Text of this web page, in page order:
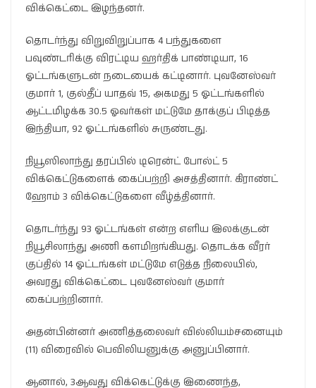
விக்கெட்டை இழந்தனர்.
தொடர்ந்து விறுவிறுப்பாக 4 பந்துகளை
பவுண்டரிக்கு விரட்டிய ஹர்திக் பாண்டியா, 16
ஓட்டங்களுடன் நடையைக் கட்டினார். புவனேஸ்வர்
குமார் 1, குல்தீப் யாதவ் 15, அகமது 5 ஓட்டங்களில்
ஆட்டமிழக்க 30.5 ஓவர்கள் மட்டுமே தாக்குப் பிடித்த
இந்தியா, 92 ஓட்டங்களில் சுருண்டது.
நியூஸிலாந்து தரப்பில் டிரென்ட் போல்ட் 5
விக்கெட்டுகளைக் கைப்பற்றி அசத்தினார். கிராண்ட்
ஹோம் 3 விக்கெட்டுகளை வீழ்த்தினார்.
தொடர்ந்து 93 ஓட்டங்கள் என்ற எளிய இலக்குடன்
நியூசிலாந்து அணி களமிறங்கியது. தொடக்க வீரர்
குப்தில் 14 ஓட்டங்கள் மட்டுமே எடுத்த நிலையில்,
அவரது விக்கெட்டை புவனேஸ்வர் குமார்
கைப்பற்றினார்.
அதன்பின்னர் அணித்தலைவர் வில்லியம்சனையும்
(11) விரைவில் பெவிலியனுக்கு அனுப்பினார்.
ஆனால், 3ஆவது விக்கெட்டுக்கு இணைந்த,